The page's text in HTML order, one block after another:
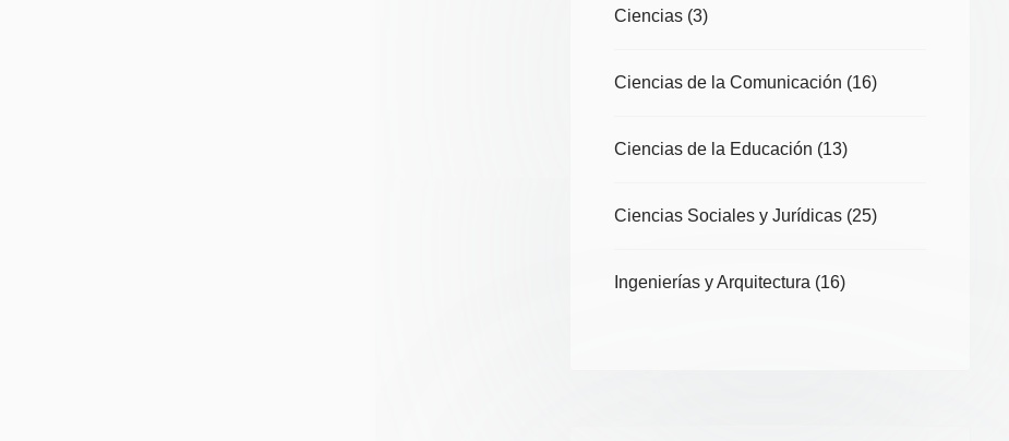
Ciencias (3)
Ciencias de la Comunicación (16)
Ciencias de la Educación (13)
Ciencias Sociales y Jurídicas (25)
Ingenierías y Arquitectura (16)